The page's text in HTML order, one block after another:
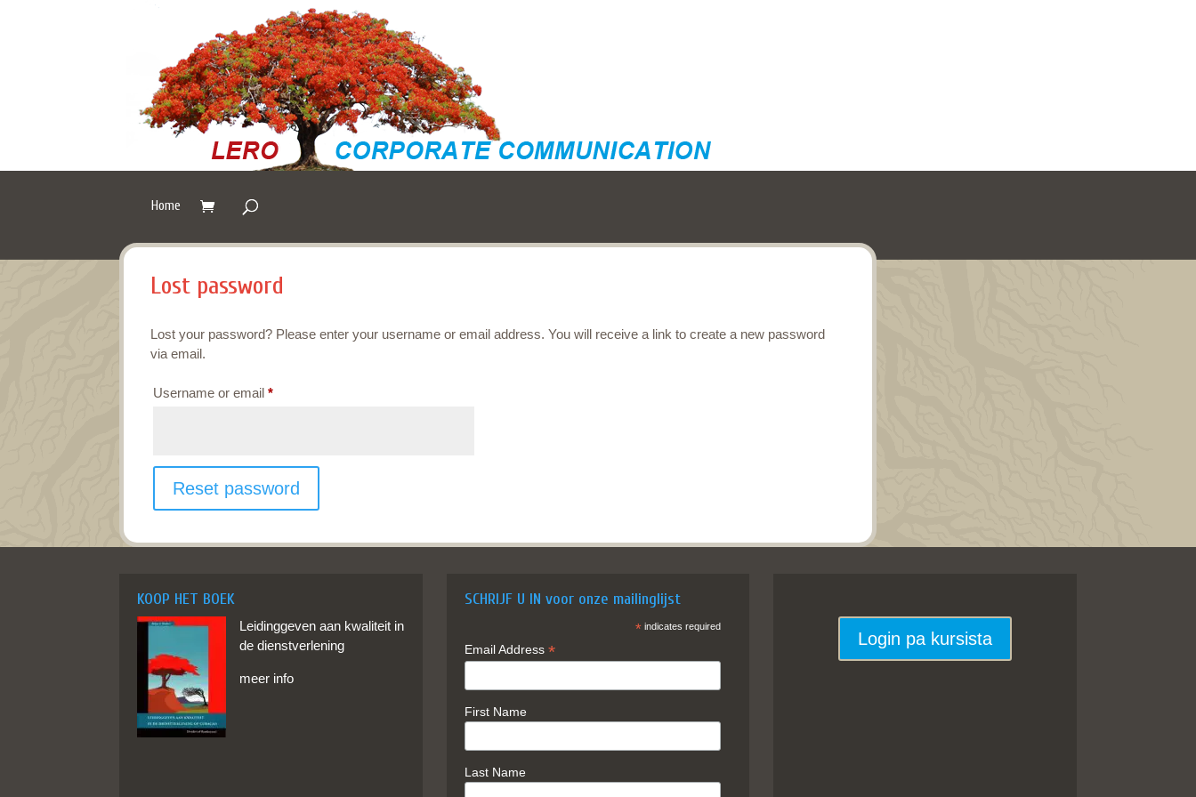
Home
Lost password
Lost your password? Please enter your username or email address. You will receive a link to create a new password
via email.
Username or email*Required
Reset password
KOOP HET BOEK
Leidinggeven aan kwaliteit in
de dienstverlening
meer info
SCHRIJF U IN voor onze mailinglijst
* indicates required
Email Address *
First Name
Last Name
Login pa kursista